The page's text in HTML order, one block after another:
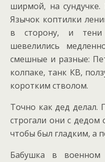
ширмой, на
Язычок коптилки
в сторону, и
шевелились
смешные и разные:
колпаке, танк КВ,
коротким стволом.
Точно как дед делал.
строгали они с дедом
чтобы был гладким, а
Бабушка в